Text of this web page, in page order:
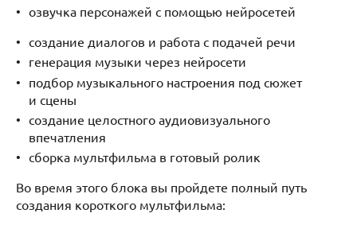
озвучка персонажей с помощью нейросетей
создание диалогов и работа с подачей речи
генерация музыки через нейросети
подбор музыкального настроения под сюжет
и сцены
создание целостного аудиовизуального
впечатления
сборка мультфильма в готовый ролик
Во время этого блока вы пройдете полный путь
создания короткого мультфильма: